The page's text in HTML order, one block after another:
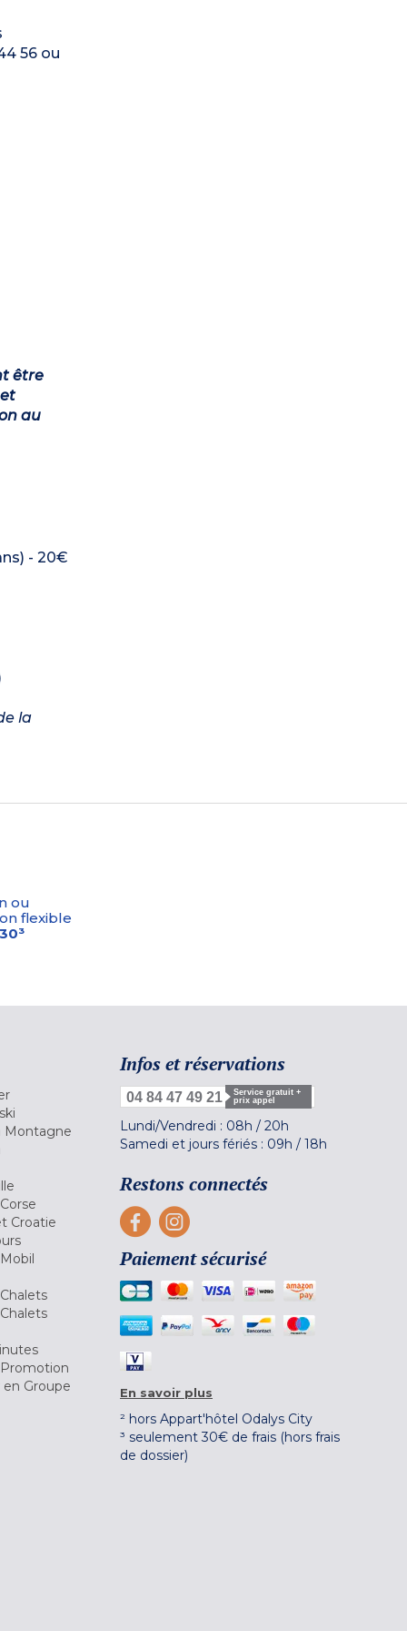
56 ou
être
au
- 20€
la
ou
flexible
Montagne
Croatie
en Groupe
Infos et réservations
04 84 47 49 21
Service gratuit +
prix appel
Lundi/Vendredi : 08h / 20h
Samedi et jours fériés : 09h / 18h
Restons connectés
Paiement sécurisé
En savoir plus
² hors Appart'hôtel Odalys City
³ seulement 30€ de frais (hors frais
de dossier)